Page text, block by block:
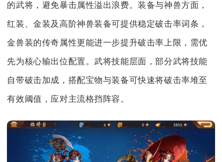
的武将，避免暴击属性溢出浪费。装备与神兽方面，
红装、金装及高阶神兽装备可提供稳定破击率词条，
金兽装的传奇属性更能进一步提升破击率上限，需优
先为核心输出位配置。武将技能层面，部分武将技能
自带破击加成，搭配宝物与装备可快速将破击率堆至
有效阈值，应对主流格挡阵容。